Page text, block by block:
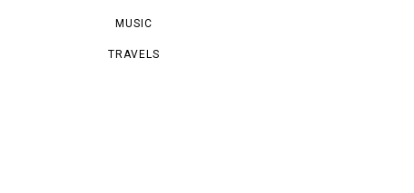
MUSIC
TRAVELS